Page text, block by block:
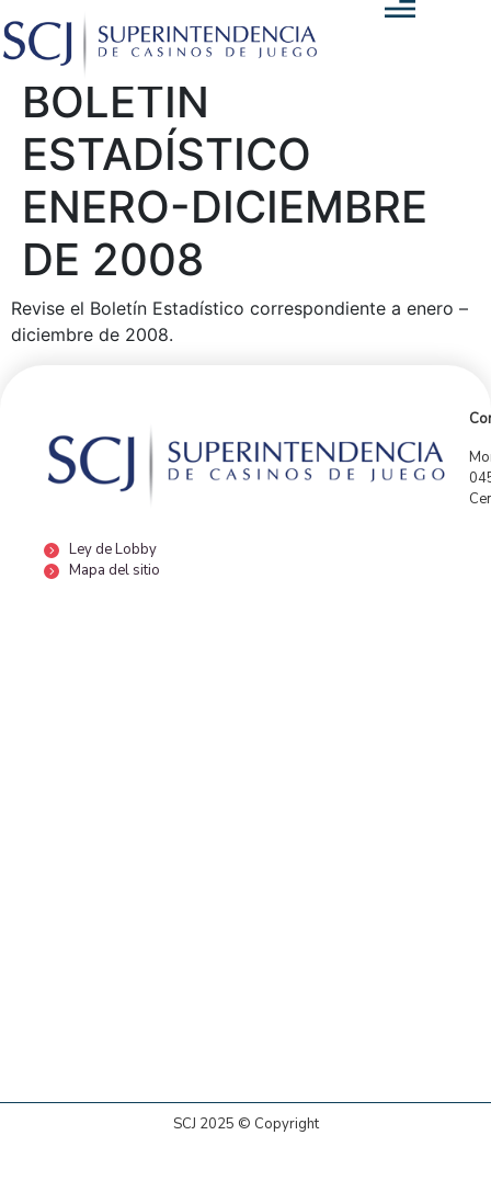
BOLETÍN
ESTADÍSTICO
ENERO-DICIEMBRE
DE 2008
Revise el Boletín Estadístico correspondiente a enero –
diciembre de 2008.
Ley de Lobby
Mapa del sitio
SCJ 2025 © Copyright